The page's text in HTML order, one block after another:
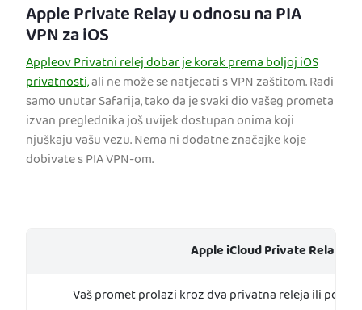
Apple Private Relay u odnosu na PIA
VPN za iOS
Appleov Privatni relej dobar je korak prema boljoj iOS
privatnosti,ali ne može se natjecati s VPN zaštitom. Radi
samo unutar Safarija, tako da je svaki dio vašeg prometa
izvan preglednika još uvijek dostupan onima koji
njuškaju vašu vezu. Nema ni dodatne značajke koje
dobivate s PIA VPN-om.
Apple iCloud Private Relay
Vaš promet prolazi kroz dva privatna releja ili